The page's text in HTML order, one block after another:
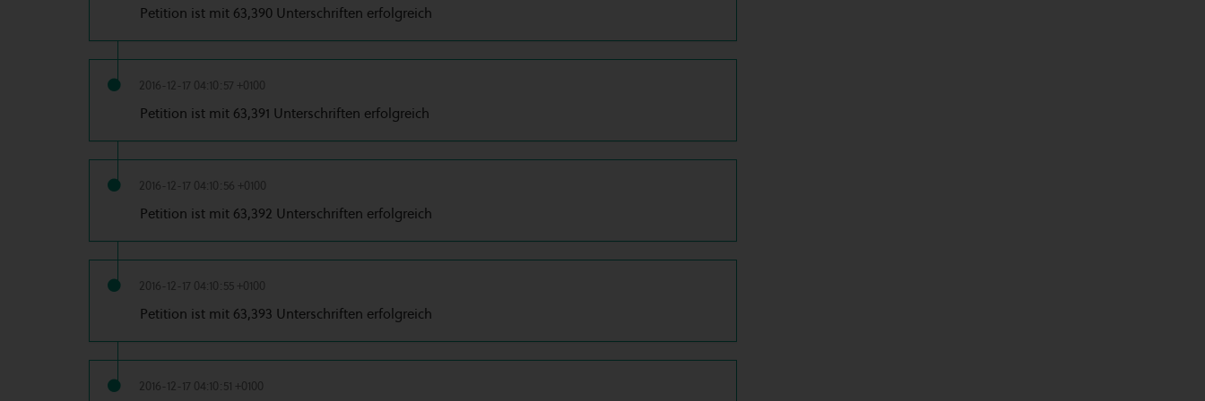
Petition ist mit 63,390 Unterschriften erfolgreich
2016-12-17 04:10:57 +0100
Petition ist mit 63,391 Unterschriften erfolgreich
2016-12-17 04:10:56 +0100
Petition ist mit 63,392 Unterschriften erfolgreich
2016-12-17 04:10:55 +0100
Petition ist mit 63,393 Unterschriften erfolgreich
2016-12-17 04:10:51 +0100